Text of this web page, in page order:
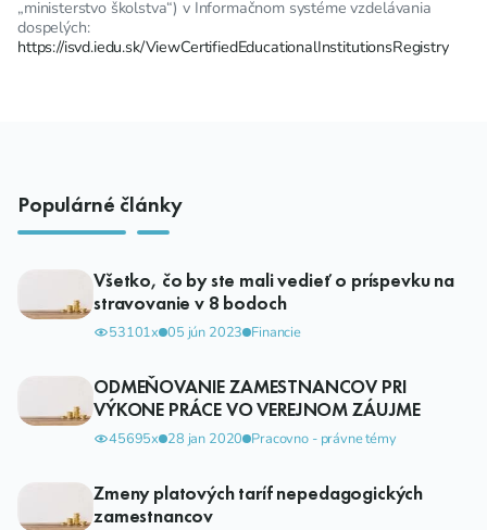
„ministerstvo školstva“) v Informačnom systéme vzdelávania
dospelých:
https://isvd.iedu.sk/ViewCertifiedEducationalInstitutionsRegistry
Populárné články
Všetko, čo by ste mali vedieť o príspevku na
stravovanie v 8 bodoch
53101x 05 jún 2023 Financie
ODMEŇOVANIE ZAMESTNANCOV PRI
VÝKONE PRÁCE VO VEREJNOM ZÁUJME
45695x 28 jan 2020 Pracovno - právne témy
Zmeny platových taríf nepedagogických
zamestnancov